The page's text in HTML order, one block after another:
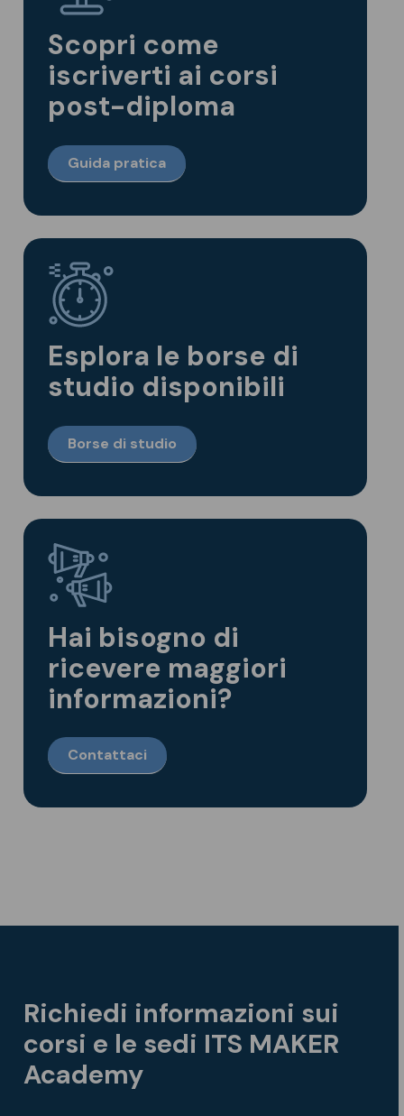
Scopri come
iscriverti ai corsi
post-diploma
Guida pratica
Esplora le borse di
studio disponibili
Borse di studio
Hai bisogno di
ricevere maggiori
informazioni?
Contattaci
Richiedi informazioni sui
corsi e le sedi ITS MAKER
Academy